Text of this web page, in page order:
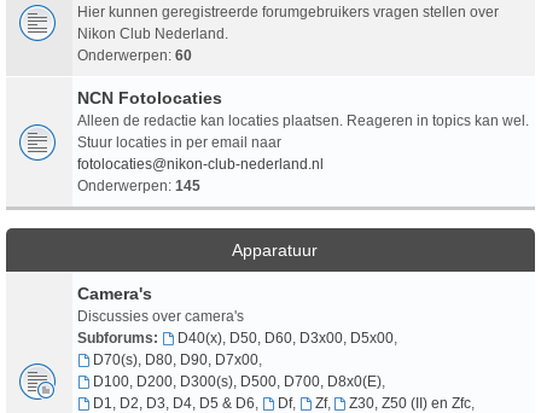
Hier kunnen geregistreerde forumgebruikers vragen stellen over
Nikon Club Nederland.
Onderwerpen: 60
NCN Fotolocaties
Alleen de redactie kan locaties plaatsen. Reageren in topics kan wel.
Stuur locaties in per email naar
fotolocaties@nikon-club-nederland.nl
Onderwerpen: 145
Apparatuur
Camera's
Discussies over camera's
Subforums:
D40(x), D50, D60, D3x00, D5x00,
D70(s), D80, D90, D7x00,
D100, D200, D300(s), D500, D700, D8x0(E),
D1, D2, D3, D4, D5 & D6
Df, Zf, Z30, Z50 (II) en Zfc